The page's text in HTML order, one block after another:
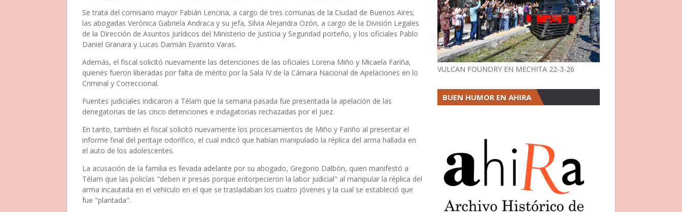
Se trata del comisario mayor Fabián Lencina, a cargo de tres comunas de la Ciudad de Buenos Aires;
las abogadas Verónica Gabriela Andraca y su jefa, Silvia Alejandra Ozón, a cargo de la División Legales
de la Dirección de Asuntos Jurídicos del Ministerio de Justicia y Seguridad porteño, y los oficiales Pablo
Daniel Granara y Lucas Damián Evaristo Varas.
Además, el fiscal solicitó nuevamente las detenciones de las oficiales Lorena Miño y Micaela Fariña,
quienes fueron liberadas por falta de mérito por la Sala IV de la Cámara Nacional de Apelaciones en lo
Criminal y Correccional.
Fuentes judiciales indicaron a Télam que la semana pasada fue presentada la apelación de las
denegatorias de las cinco detenciones e indagatorias rechazadas por el juez.
En tanto, también el fiscal solicitó nuevamente los procesamientos de Miño y Fariño al presentar el
informe final del peritaje odorífico, el cual indicó que habían manipulado la réplica del arma hallada en
el auto de los adolescentes.
La acusación de la familia es llevada adelante por su abogado, Gregorio Dalbón, quien manifestó a
Télam que las policías "deben ir presas porque entorpecieron la labor judicial" al manipular la réplica del
arma incautada en el vehículo en el que se trasladaban los cuatro jóvenes y la cual se estableció que
fue "plantada".
VULCAN FOUNDRY EN MECHITA 22-3-26
BUEN HUMOR EN AHIRA